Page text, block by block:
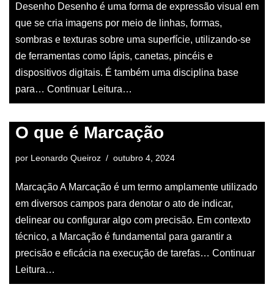
Desenho Desenho é uma forma de expressão visual em
que se cria imagens por meio de linhas, formas,
sombras e texturas sobre uma superfície, utilizando-se
de ferramentas como lápis, canetas, pincéis e
dispositivos digitais. É também uma disciplina base
para… Continuar Leitura…
O que é Marcação
por Leonardo Queiroz outubro 4, 2024
Marcação A Marcação é um termo amplamente utilizado
em diversos campos para denotar o ato de indicar,
delinear ou configurar algo com precisão. Em contexto
técnico, a Marcação é fundamental para garantir a
precisão e eficácia na execução de tarefas… Continuar
Leitura…